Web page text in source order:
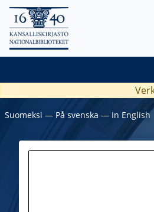
Suomeksi ― På svenska ― In English